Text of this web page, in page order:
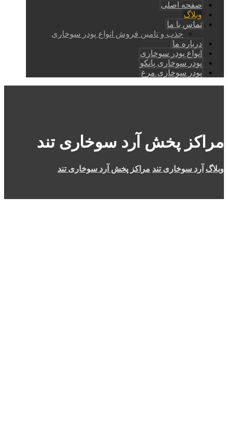
صفحه اصلی
وبلاگ
تماس با ما
جذب و تامین فروش انواع پودر سوخاری
درباره ما
انواع پودر سوخاری
پودر سوخاری پانکو
پودر سوخاری مرغ
مراکز پخش آرد سوخاری تند
وبلاگ آرد سوخاری تند مراکز پخش آرد سوخاری تند